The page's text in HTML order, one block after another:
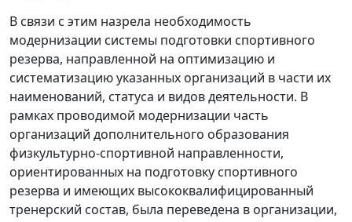
В связи с этим назрела необходимость
модернизации системы подготовки спортивного
резерва, направленной на оптимизацию и
систематизацию указанных организаций в части их
наименований, статуса и видов деятельности. В
рамках проводимой модернизации часть
организаций дополнительного образования
физкультурно-спортивной направленности,
ориентированных на подготовку спортивного
резерва и имеющих высококвалифицированный
тренерский состав, была переведена в организации,